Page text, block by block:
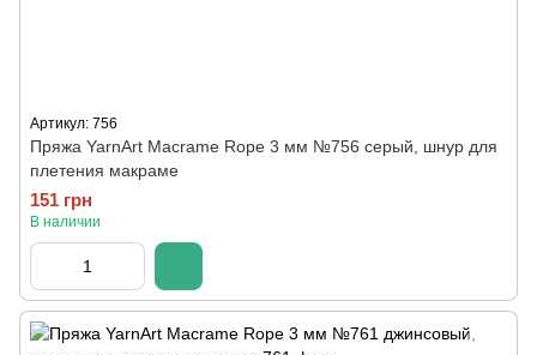
Артикул: 756
Пряжа YarnArt Macrame Rope 3 мм №756 серый, шнур для
плетения макраме
151 грн
В наличии